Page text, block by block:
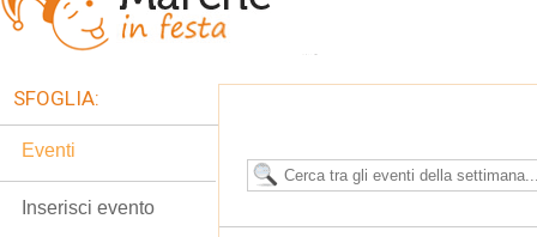
SFOGLIA:
Eventi
Inserisci evento